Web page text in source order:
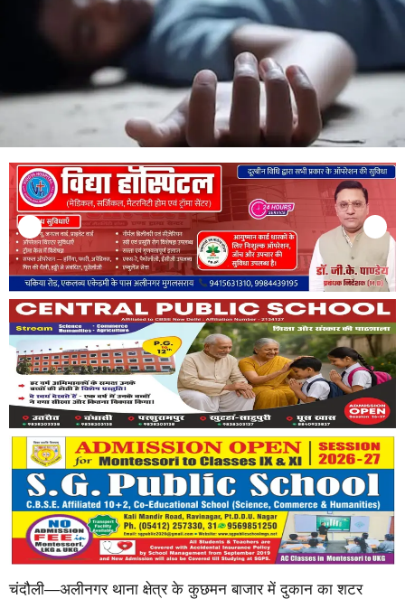
चंदौली—अलीनगर थाना क्षेत्र के कुछमन बाजार में दुकान का शटर